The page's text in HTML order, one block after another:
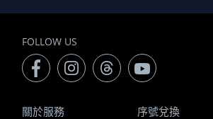
FOLLOW US
關於服務 序號兌換